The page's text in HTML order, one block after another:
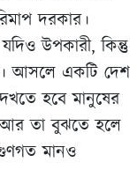
দরকার।
উপকারী, কিন্তু
আসলে একটি দেশ
হবে মানুষের
আর তা বুঝতে হলে
মানও